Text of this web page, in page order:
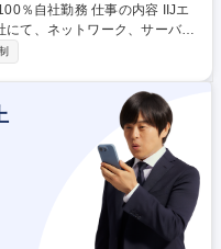
仕事の内容 IIJエ
て、ネットワーク、サーバ、
だきます。ご経験や志向に合
ュリティサービスの障害復
・AWS・Microsoft製品等）
ンおよびファシリティ管理
く、腰を据えて自社サービス
計やマネジメントにも挑戦でき